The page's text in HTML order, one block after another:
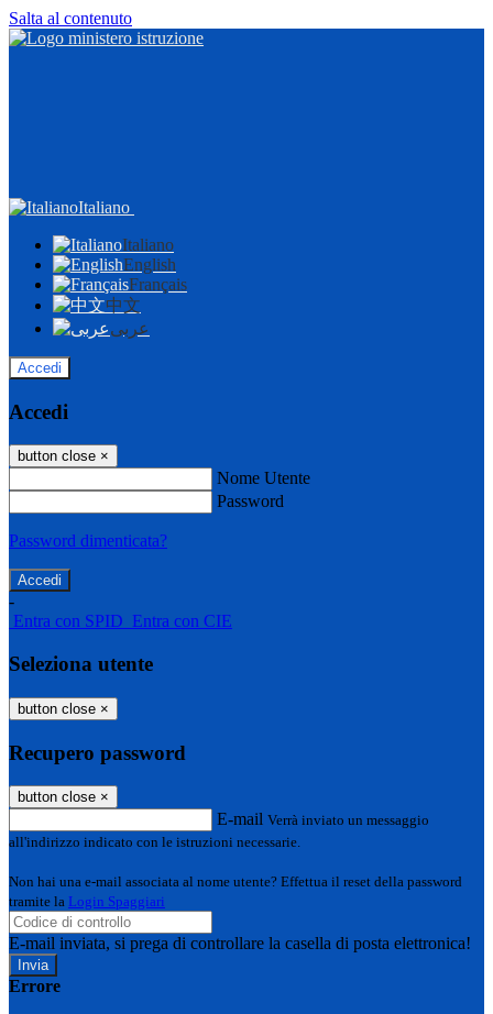
Salta al contenuto
Italiano
Italiano
English
Français
中文
عربى
Accedi
Accedi
button close ×
Nome Utente
Password
Password dimenticata?
-
Entra con SPID Entra con CIE
Seleziona utente
button close ×
Recupero password
button close ×
E-mail Verrà inviato un messaggio
all'indirizzo indicato con le istruzioni necessarie.
Non hai una e-mail associata al nome utente? Effettua il reset della password
tramite la Login Spaggiari
E-mail inviata, si prega di controllare la casella di posta elettronica!
Errore